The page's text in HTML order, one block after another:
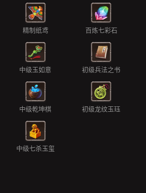
精制纸鸢 百炼七彩石
中级玉如意 初级兵法之书
中级乾坤棋 初级龙纹玉珏
中级七杀玉玺